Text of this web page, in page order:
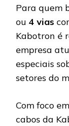
Para quem
ou 4 vias
Kabotron é
empresa
especiais
setores do
Com foco
cabos da